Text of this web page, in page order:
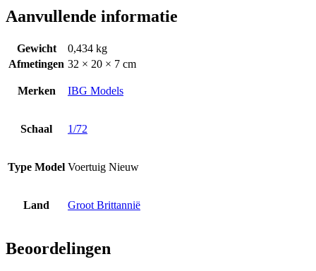
Aanvullende informatie
Gewicht
0,434 kg
Afmetingen 32 × 20 × 7 cm
Merken IBG Models
Schaal 1/72
Type Model Voertuig Nieuw
Land Groot Brittannië
Beoordelingen